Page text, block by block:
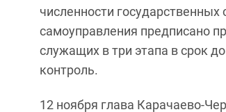
численности
самоуправления предписано
служащих в три этапа в срок
контроль.
12 ноября глава Карачаево-